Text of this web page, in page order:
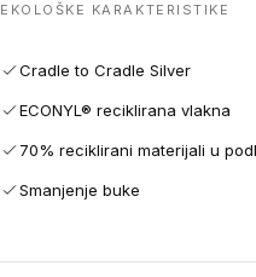
EKOLOŠKE KARAKTERISTIKE
Cradle to Cradle Silver
ECONYL® reciklirana vlakna
70% reciklirani materijali u
Smanjenje buke